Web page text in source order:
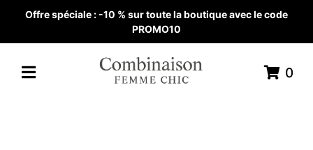
Offre spéciale : -10 % sur toute la boutique avec le code
PROMO10
0